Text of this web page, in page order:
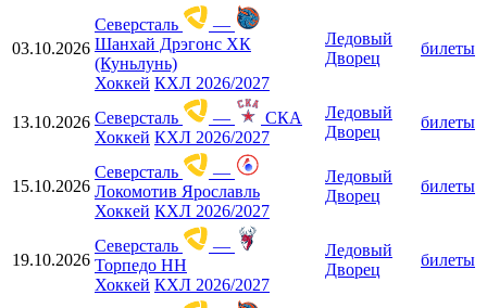
03.10.2026
Северсталь
—
Шанхай Дрэгонс ХК
(Куньлунь)
Хоккей КХЛ 2026/2027
Ледовый
Дворец
билеты
13.10.2026 Северсталь —
СКА
Хоккей КХЛ 2026/2027
Ледовый
Дворец
билеты
15.10.2026
Северсталь
—
Локомотив Ярославль
Хоккей КХЛ 2026/2027
Ледовый
Дворец
билеты
19.10.2026
Северсталь
—
Торпедо НН
Хоккей КХЛ 2026/2027
Ледовый
Дворец
билеты